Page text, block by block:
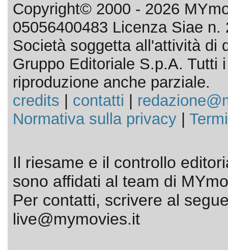
Copyright© 2000 - 2026
05056400483 Licenza Siae n.
Società soggetta all'attività di
Gruppo Editoriale S.p.A. Tutti
riproduzione anche parziale.
credits
contatti
Normativa sulla privacy|
Il riesame e il controllo
sono affidati al team di
Per contatti, scrivere al
live@mymovies.it